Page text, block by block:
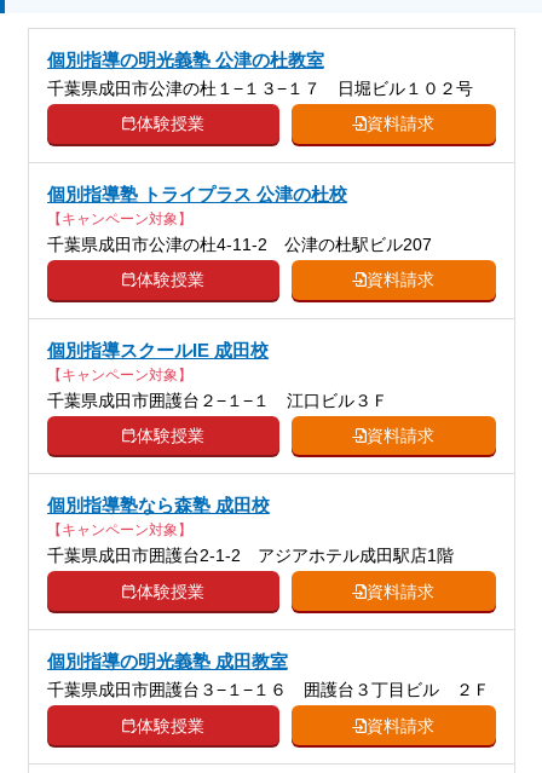
個別指導の明光義塾 公津の杜教室
千葉県成田市公津の杜１−１３−１７ 日堀ビル１０２号
体験授業
資料請求
個別指導塾 トライプラス 公津の杜校
【キャンペーン対象】
千葉県成田市公津の杜4-11-2 公津の杜駅ビル207
体験授業
資料請求
個別指導スクールIE 成田校
【キャンペーン対象】
千葉県成田市囲護台２−１−１ 江口ビル３Ｆ
体験授業
資料請求
個別指導塾なら森塾 成田校
【キャンペーン対象】
千葉県成田市囲護台2-1-2 アジアホテル成田駅店1階
体験授業
資料請求
個別指導の明光義塾 成田教室
千葉県成田市囲護台３−１−１６ 囲護台３丁目ビル ２Ｆ
体験授業
資料請求